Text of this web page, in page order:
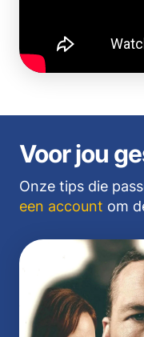
Voor jou
Onze tips die
een account om